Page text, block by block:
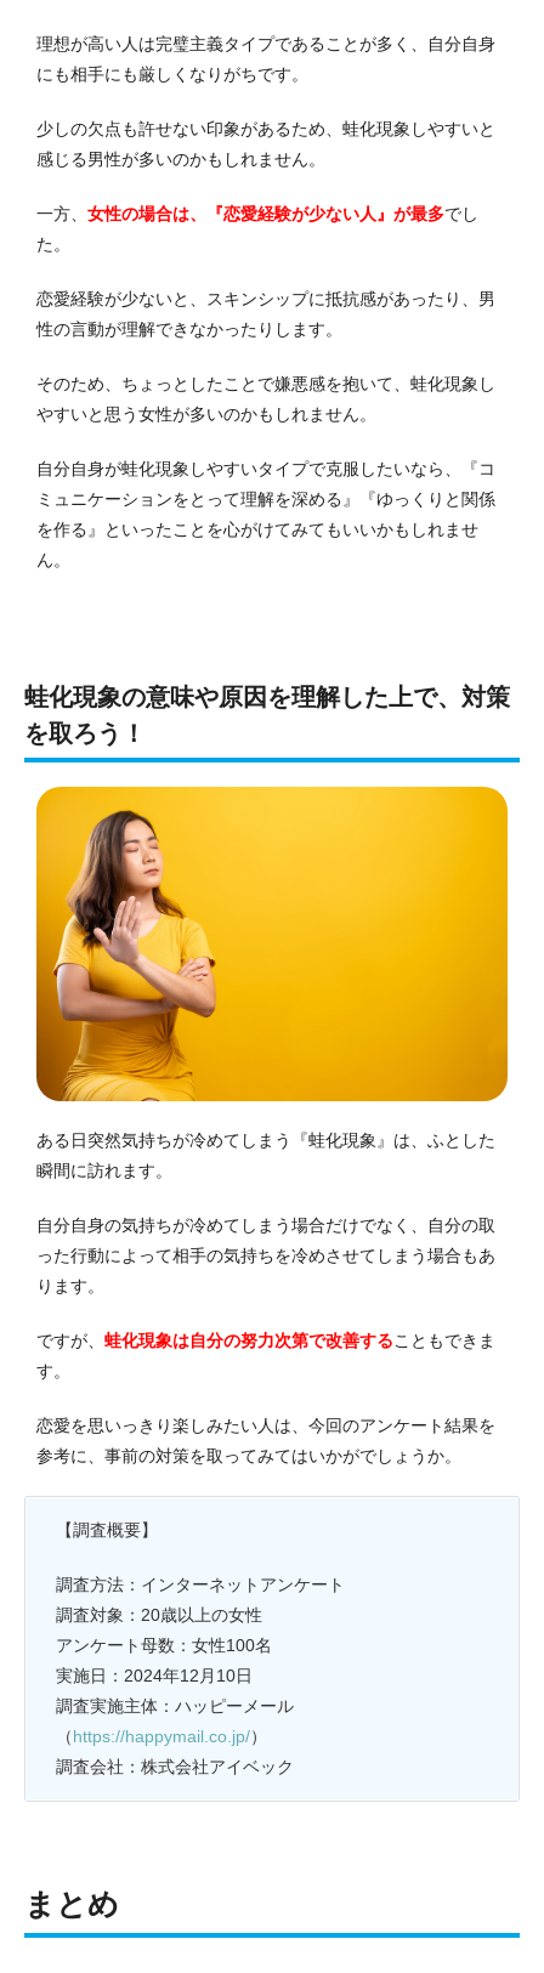
理想が高い人は完璧主義タイプであることが多く、自分自身
にも相手にも厳しくなりがちです。
少しの欠点も許せない印象があるため、蛙化現象しやすいと
感じる男性が多いのかもしれません。
一方、 女性の場合は、『恋愛経験が少ない人』が最多でし
た。
恋愛経験が少ないと、スキンシップに抵抗感があったり、男
性の言動が理解できなかったりします。
そのため、ちょっとしたことで嫌悪感を抱いて、蛙化現象し
やすいと思う女性が多いのかもしれません。
自分自身が蛙化現象しやすいタイプで克服したいなら、『コ
ミュニケーションをとって理解を深める』『ゆっくりと関係
を作る』といったことを心がけてみてもいいかもしれませ
ん。
蛙化現象の意味や原因を理解した上で、対策
を取ろう！
ある日突然気持ちが冷めてしまう『蛙化現象』は、ふとした
瞬間に訪れます。
自分自身の気持ちが冷めてしまう場合だけでなく、自分の取
った行動によって相手の気持ちを冷めさせてしまう場合もあ
ります。
ですが、 蛙化現象は自分の努力次第で改善することもできま
す。
恋愛を思いっきり楽しみたい人は、今回のアンケート結果を
参考に、事前の対策を取ってみてはいかがでしょうか。
【調査概要】
調査方法：インターネットアンケート
調査対象：20歳以上の女性
アンケート母数：女性100名
実施日：2024年12月10日
調査実施主体：ハッピーメール
（https://happymail.co.jp/）
調査会社：株式会社アイベック
まとめ